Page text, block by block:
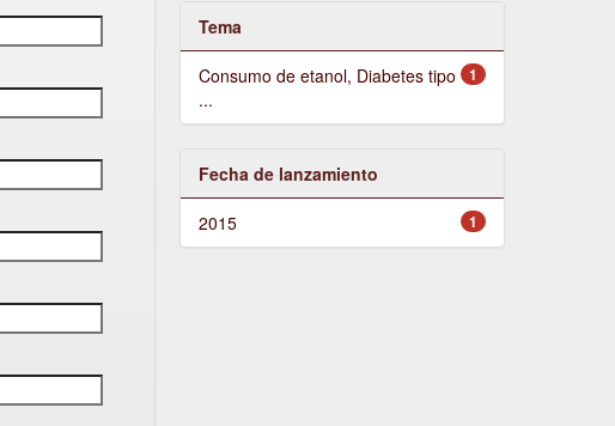
Tema
1
Consumo de etanol, Diabetes tipo
...
Fecha de lanzamiento
1
2015